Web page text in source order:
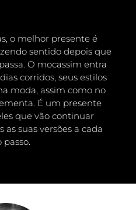
o melhor presente é
sentido depois que
O mocassim entra
corridos, seus estilos
moda, assim como no
É um presente
que vão continuar
suas versões a cada
passo.